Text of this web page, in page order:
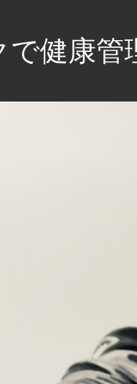
健康管